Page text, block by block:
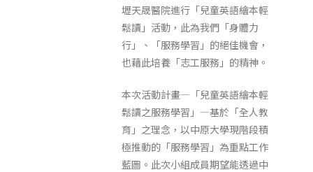
壢天晟醫院進行「兒童英語繪本輕
鬆讀」活動，此為我們「身體力
行」、「服務學習」的絕佳機會，
也藉此培養「志工服務」的精神。
本次活動計畫—「兒童英語繪本輕
鬆讀之服務學習」—基於「全人教
育」之理念，以中原大學現階段積
極推動的「服務學習」為重點工作
藍圖。此次小組成員期望能透過中